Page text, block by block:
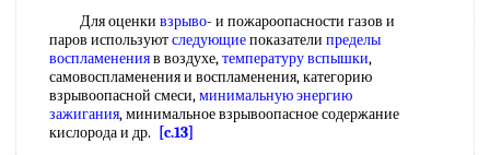
Для оценки взрыво- и пожароопасности газов и
паров используютследующиепоказатели пределы
воспламененияв воздухе,температуру вспышки,
самовоспламенения и воспламенения, категорию
взрывоопасной смеси,минимальную энергию
зажигания, минимальное взрывоопасное содержание
кислорода и др.
[c.13]